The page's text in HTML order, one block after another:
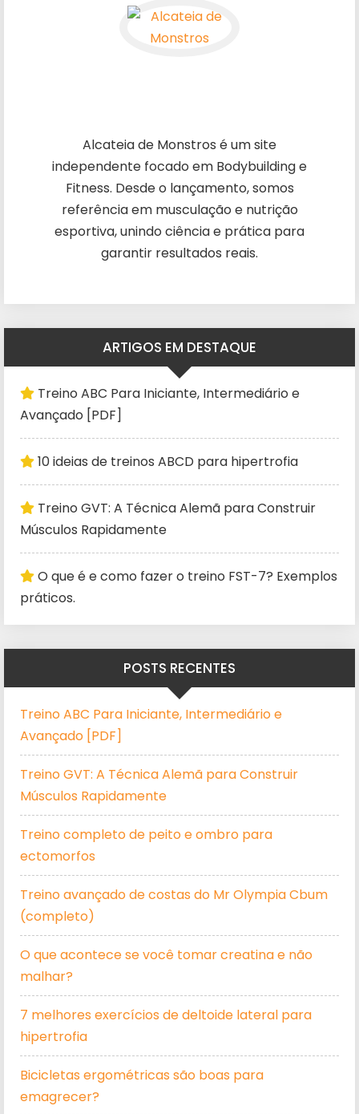
Alcateia de Monstros é um site
independente focado em Bodybuilding e
Fitness. Desde o lançamento, somos
referência em musculação e nutrição
esportiva, unindo ciência e prática para
garantir resultados reais.
ARTIGOS EM DESTAQUE
Treino ABC Para Iniciante, Intermediário e
Avançado [PDF]
10 ideias de treinos ABCD para hipertrofia
Treino GVT: A Técnica Alemã para Construir
Músculos Rapidamente
O que é e como fazer o treino FST-7? Exemplos
práticos.
POSTS RECENTES
Treino ABC Para Iniciante, Intermediário e
Avançado [PDF]
Treino GVT: A Técnica Alemã para Construir
Músculos Rapidamente
Treino completo de peito e ombro para
ectomorfos
Treino avançado de costas do Mr Olympia Cbum
(completo)
O que acontece se você tomar creatina e não
malhar?
7 melhores exercícios de deltoide lateral para
hipertrofia
Bicicletas ergométricas são boas para
emagrecer?